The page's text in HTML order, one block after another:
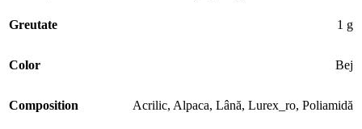
Greutate 1 g
Color Bej
Composition Acrilic, Alpaca, Lână, Lurex_ro, Poliamidă